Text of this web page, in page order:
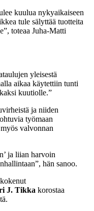
kuulua nykyaikaiseen
tule sälyttää tuotteita
toteaa Juha-Matti
yleisestä
aikaa käytettiin tunti
kuutiolle.”
ja niiden
työmaan
valvonnan
ja liian harvoin
hän sanoo.
J. Tikka korostaa